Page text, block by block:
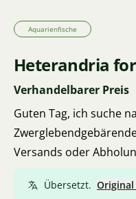
Aquarienfische
Heterandria
Verhandelbarer Preis
Guten Tag, ich suche
Versands oder
Übersetzt. Original